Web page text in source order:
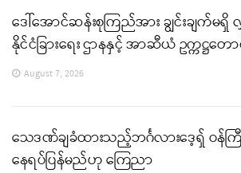
ဒေါ်အောင်ဆန်းစုကြည်အား ချွင်းချက်မရှိ
နိုင်ငံခြားရေး ဌာနနှင့် အာဆီယံ ဥက္ကဋ္ဌတေ
August 7, 2026
သေဒဏ်ချခံထားသည့်ဘင်္ဂလားဒေ့ရှ် ဝန်ကြီ
နေရပ်ပြန်မည်ဟု ကြေညာ